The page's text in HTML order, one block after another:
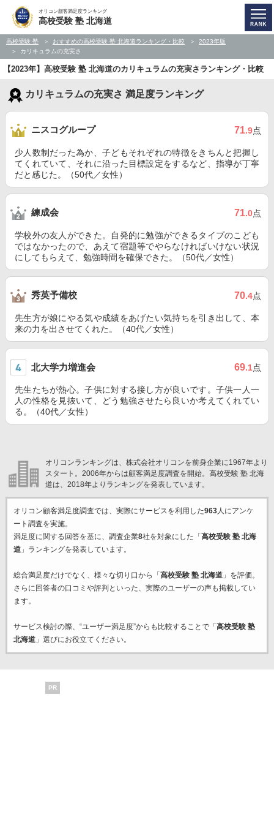
オリコン顧客満足度ランキング
高校受験 塾 北海道
高校受験 塾 おすすめの高校受験 塾 北海道ランキング・比較
2023年版
カリキュラムの充実さ
【2023年】高校受験 塾 北海道のカリキュラムの充実さランキング・比較
カリキュラムの充実さ 満足度ランキング
ニスコグループ 71.9点
少人数制だった為か、子どもそれぞれの特徴をきちんと把握し
てくれていて、それに沿った目標設定をするなど、指導が丁寧
だと感じた。（50代／女性）
練成会 71.0点
学校外の友人ができた。自発的に勉強ができるタイプのこども
ではなかったので、あえて宿題等でやらなければいけない状況
にしてもらえて、勉強時間を確保できた。（50代／女性）
秀英予備校 70.4点
先生方が娘にやる気や成績をあげたい気持ちを引き出して、本
来の力を出させてくれた。（40代／女性）
北大学力増進会 69.1点
先生たちが熱心。子供に対する接し方が良いです。子供一人一
人の性格を見抜いて、どう勉強させたら良いか考えてくれてい
る。（40代／女性）
オリコンランキングは、株式会社オリコンを前身企業に1967年より
スタート。2006年からは顧客満足度調査を開始。高校受験 塾 北海
道は、2018年よりランキングを発表しています。
オリコン顧客満足度調査では、実際にサービスを利用した963人にアンケ
ート調査を実施。
満足度に関する回答を基に、調査企業8社を対象にした「 高校受験 塾 北海
道」ランキングを発表しています。
総合満足度だけでなく、様々な切り口から「 高校受験 塾 北海道」を評価。
さらに回答者の口コミや評判といった、実際のユーザーの声も掲載してい
ます。
サービス検討の際、“ユーザー満足度”からも比較することで「 高校受験 塾
北海道」選びにお役立てください。
PR